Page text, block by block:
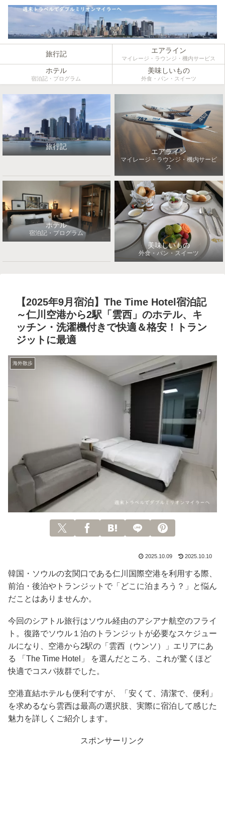
旅行記 エアライン
マイレージ・ラウンジ・機内サービス
ホテル
宿泊記・プログラム
美味しいもの
外食・パン・スイーツ
旅行記
エアライン
マイレージ・ラウンジ・機内サービ
ス
ホテル
宿泊記・プログラム
美味しいもの
外食・パン・スイーツ
【2025年9月宿泊】The Time Hotel宿泊記
～仁川空港から2駅「雲西」のホテル、キ
ッチン・洗濯機付きで快適＆格安！トラン
ジットに最適
海外散歩
2025.10.09 2025.10.10
韓国・ソウルの玄関口である仁川国際空港を利用する際、
前泊・後泊やトランジットで「どこに泊まろう？」と悩ん
だことはありませんか。
今回のシアトル旅行はソウル経由のアシアナ航空のフライ
ト。復路でソウル１泊のトランジットが必要なスケジュー
ルになり、空港から2駅の「雲西（ウンソ）」エリアにあ
る 「The Time Hotel」 を選んだところ、これが驚くほど
快適でコスパ抜群でした。
空港直結ホテルも便利ですが、「安くて、清潔で、便利」
を求めるなら雲西は最高の選択肢、実際に宿泊して感じた
魅力を詳しくご紹介します。
スポンサーリンク